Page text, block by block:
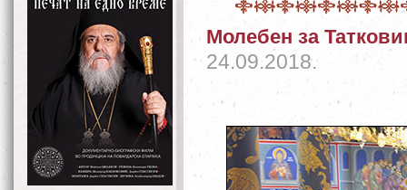
Молебен за
24.09.2018.